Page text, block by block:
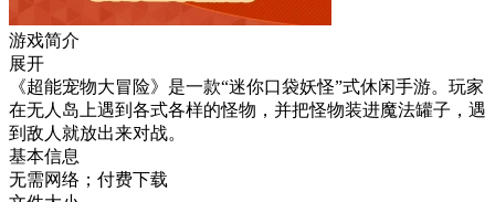
游戏简介
展开
《超能宠物大冒险》是一款“迷你口袋妖怪”式休闲手游。玩家
在无人岛上遇到各式各样的怪物，并把怪物装进魔法罐子，遇
到敌人就放出来对战。
基本信息
无需网络；付费下载